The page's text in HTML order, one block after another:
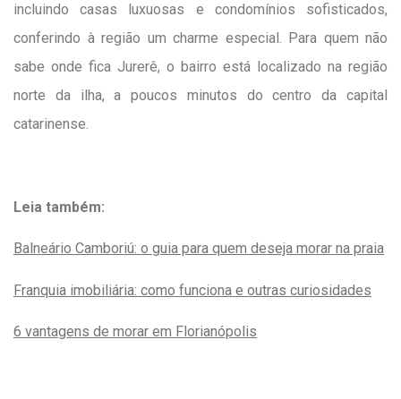
incluindo casas luxuosas e condomínios sofisticados,
conferindo à região um charme especial. Para quem não
sabe onde fica Jurerê, o bairro está localizado na região
norte da ilha, a poucos minutos do centro da capital
catarinense.
Leia também:
Balneário Camboriú: o guia para quem deseja morar na praia
Franquia imobiliária: como funciona e outras curiosidades
6 vantagens de morar em Florianópolis